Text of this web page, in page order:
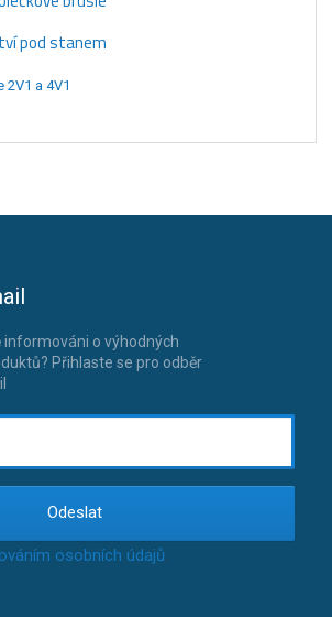
pod stanem
2V1 a 4V1
o výhodných
Přihlaste se pro odběr
Odeslat
osobních údajů